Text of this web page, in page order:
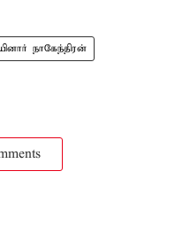
நாகேந்திரன்